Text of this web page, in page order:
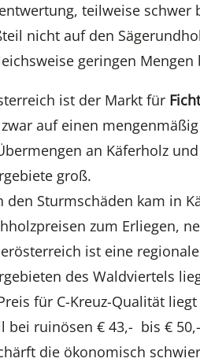
teilweise
nicht auf den
geringen Mengen
ist der Markt für
auf einen
an Käferholz
groß.
den Sturmschäden kam in
zum Erliegen,
ist eine
des Waldviertels
für C-Kreuz-Qualität
bei ruinösen € 43,- bis €
die ökonomisch